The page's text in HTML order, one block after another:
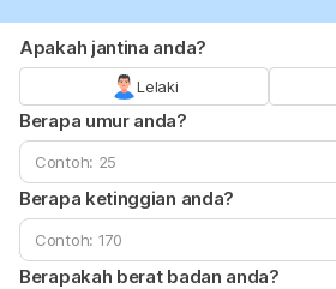
Apakah jantina anda?
Lelaki
Berapa umur anda?
Berapa ketinggian anda?
Berapakah berat badan anda?